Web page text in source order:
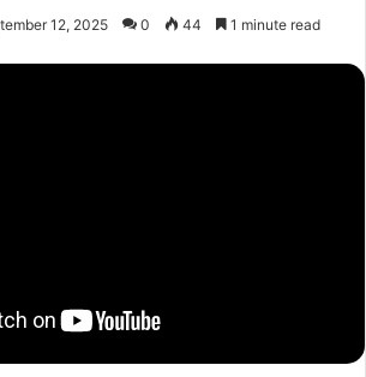
12, 2025 0 44 1 minute read